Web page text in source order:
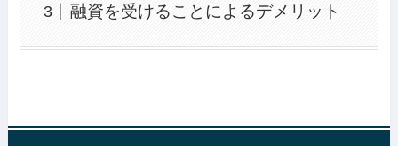
融資を受けることによるデメリット